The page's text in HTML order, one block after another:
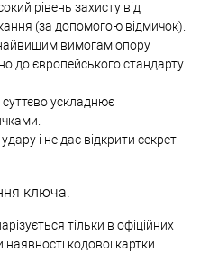
рівень захисту від
(за допомогою відмичок).
вимогам опору
до європейського стандарту
суттєво ускладнює
і не дає відкрити секрет
ключа.
тільки в офіційних
наявності кодової картки